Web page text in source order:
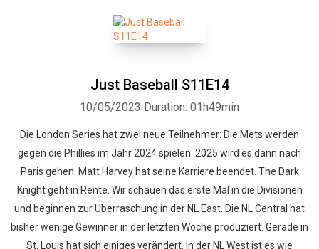
Just Baseball S11E14
10/05/2023 Duration: 01h49min
Die London Series hat zwei neue Teilnehmer: Die Mets werden
gegen die Phillies im Jahr 2024 spielen. 2025 wird es dann nach
Paris gehen. Matt Harvey hat seine Karriere beendet. The Dark
Knight geht in Rente. Wir schauen das erste Mal in die Divisionen
und beginnen zur Überraschung in der NL East. Die NL Central hat
bisher wenige Gewinner in der letzten Woche produziert. Gerade in
St. Louis hat sich einiges verändert. In der NL West ist es wie